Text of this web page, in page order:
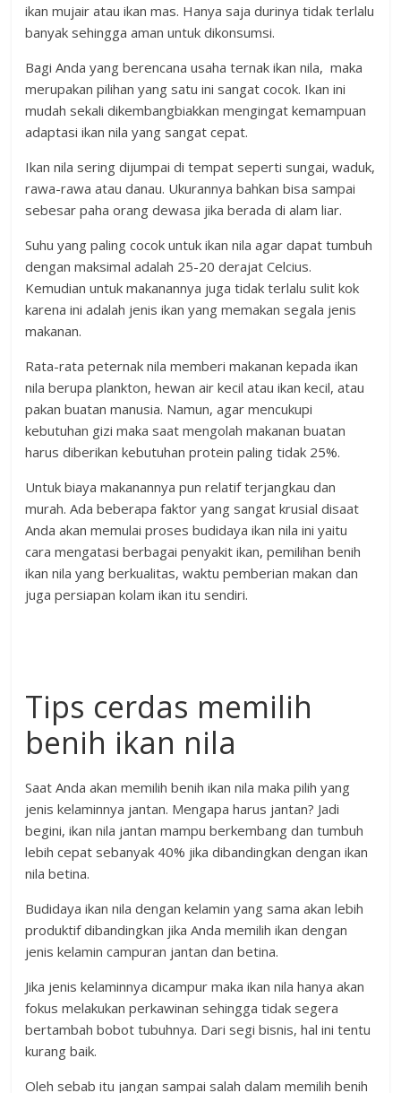
ikan mujair atau ikan mas. Hanya saja durinya tidak terlalu
banyak sehingga aman untuk dikonsumsi.
Bagi Anda yang berencana usaha ternak ikan nila, maka
merupakan pilihan yang satu ini sangat cocok. Ikan ini
mudah sekali dikembangbiakkan mengingat kemampuan
adaptasi ikan nila yang sangat cepat.
Ikan nila sering dijumpai di tempat seperti sungai, waduk,
rawa-rawa atau danau. Ukurannya bahkan bisa sampai
sebesar paha orang dewasa jika berada di alam liar.
Suhu yang paling cocok untuk ikan nila agar dapat tumbuh
dengan maksimal adalah 25-20 derajat Celcius.
Kemudian untuk makanannya juga tidak terlalu sulit kok
karena ini adalah jenis ikan yang memakan segala jenis
makanan.
Rata-rata peternak nila memberi makanan kepada ikan
nila berupa plankton, hewan air kecil atau ikan kecil, atau
pakan buatan manusia. Namun, agar mencukupi
kebutuhan gizi maka saat mengolah makanan buatan
harus diberikan kebutuhan protein paling tidak 25%.
Untuk biaya makanannya pun relatif terjangkau dan
murah. Ada beberapa faktor yang sangat krusial disaat
Anda akan memulai proses budidaya ikan nila ini yaitu
cara mengatasi berbagai penyakit ikan, pemilihan benih
ikan nila yang berkualitas, waktu pemberian makan dan
juga persiapan kolam ikan itu sendiri.
Tips cerdas memilih
benih ikan nila
Saat Anda akan memilih benih ikan nila maka pilih yang
jenis kelaminnya jantan. Mengapa harus jantan? Jadi
begini, ikan nila jantan mampu berkembang dan tumbuh
lebih cepat sebanyak 40% jika dibandingkan dengan ikan
nila betina.
Budidaya ikan nila dengan kelamin yang sama akan lebih
produktif dibandingkan jika Anda memilih ikan dengan
jenis kelamin campuran jantan dan betina.
Jika jenis kelaminnya dicampur maka ikan nila hanya akan
fokus melakukan perkawinan sehingga tidak segera
bertambah bobot tubuhnya. Dari segi bisnis, hal ini tentu
kurang baik.
Oleh sebab itu jangan sampai salah dalam memilih benih